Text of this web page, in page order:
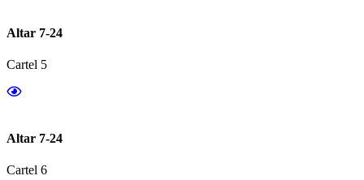
Altar 7-24
Cartel 5
Altar 7-24
Cartel 6